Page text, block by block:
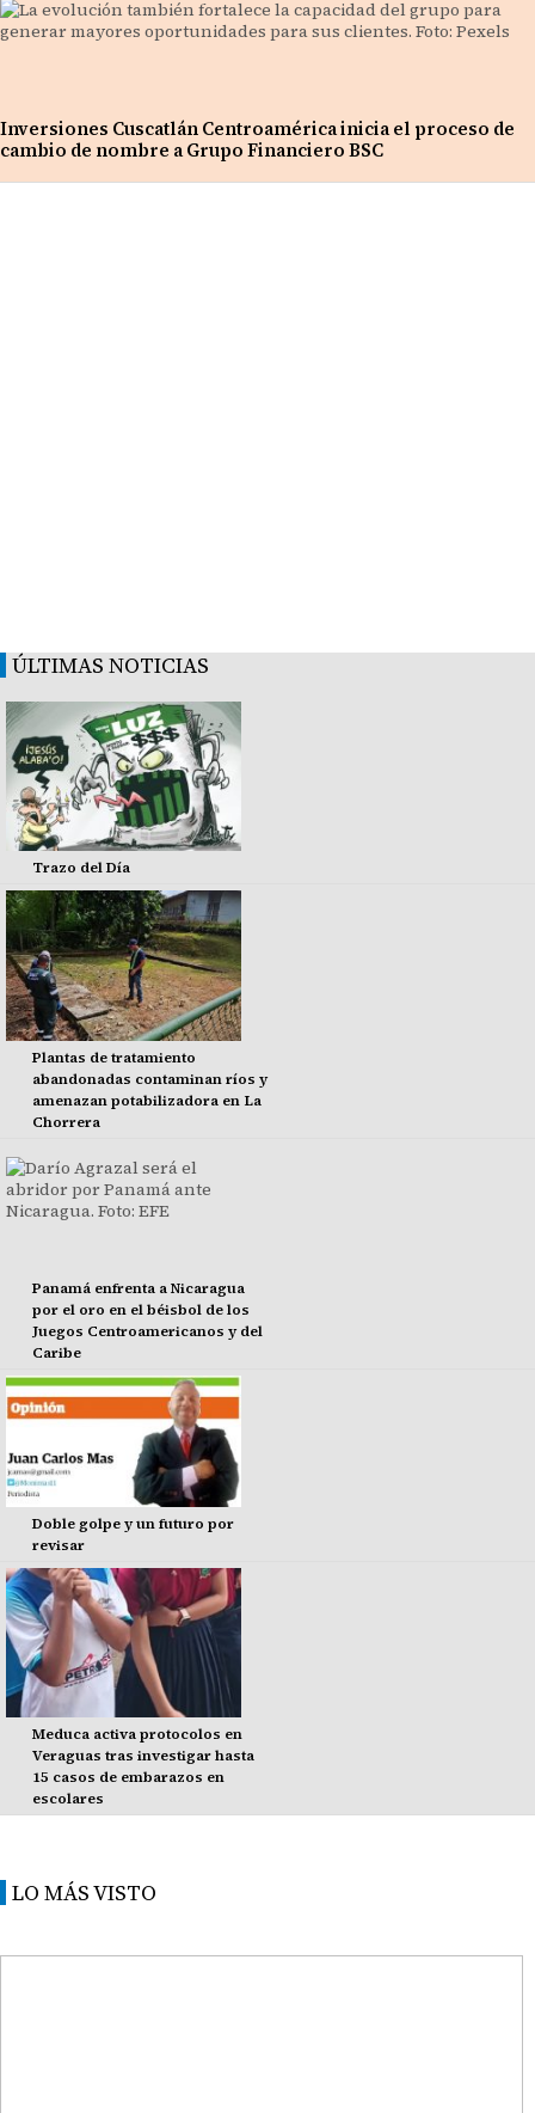
Inversiones Cuscatlán Centroamérica inicia el proceso de
cambio de nombre a Grupo Financiero BSC
ÚLTIMAS NOTICIAS
Trazo del Día
Plantas de tratamiento
abandonadas contaminan ríos y
amenazan potabilizadora en La
Chorrera
Panamá enfrenta a Nicaragua
por el oro en el béisbol de los
Juegos Centroamericanos y del
Caribe
Doble golpe y un futuro por
revisar
Meduca activa protocolos en
Veraguas tras investigar hasta
15 casos de embarazos en
escolares
LO MÁS VISTO